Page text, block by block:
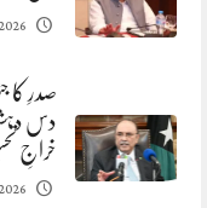
صدرِ کا
دس
خراجِ